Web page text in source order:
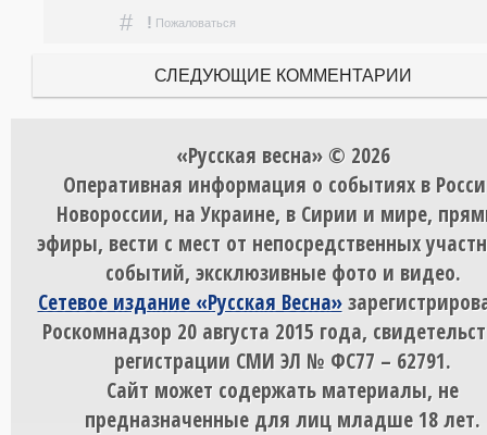
# ! Пожаловаться
СЛЕДУЮЩИЕ КОММЕНТАРИИ
«Русская весна» © 2026
Оперативная информация о событиях в
Новороссии, на Украине, в Сирии и мире,
эфиры, вести с мест от непосредственных
событий, эксклюзивные фото и видео.
Сетевое издание «Русская Весна»
Роскомнадзор 20 августа 2015 года,
регистрации СМИ ЭЛ № ФС77 – 62791.
Сайт может содержать материалы, не
предназначенные для лиц младше 18 лет.